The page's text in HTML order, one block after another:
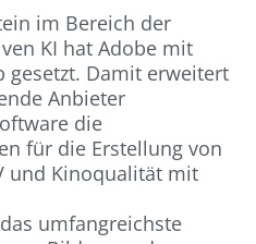
im Bereich der
KI hat Adobe mit
gesetzt. Damit erweitert
Anbieter
die
für die Erstellung von
und Kinoqualität mit
umfangreichste